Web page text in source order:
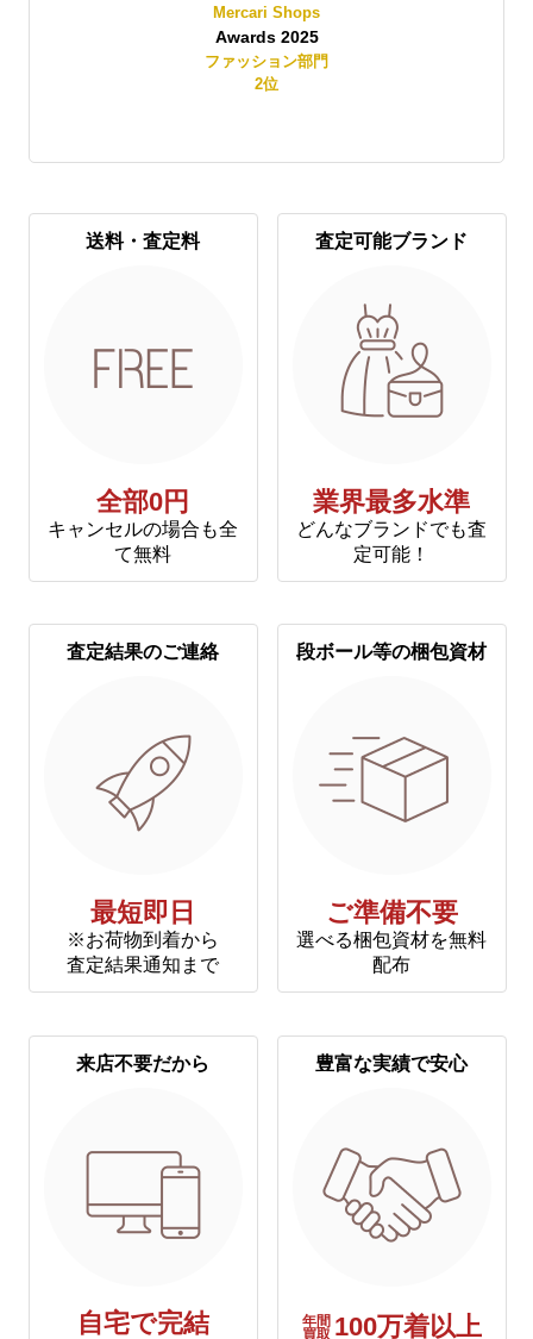
Mercari Shops
Awards 2025
ファッション部門
2位
送料・査定料
全部0円
キャンセルの場合も全
て無料
査定可能ブランド
業界最多水準
どんなブランドでも査
定可能！
査定結果のご連絡
最短即日
※お荷物到着から
査定結果通知まで
段ボール等の梱包資材
ご準備不要
選べる梱包資材を無料
配布
来店不要だから
自宅で完結
豊富な実績で安心
年間
買取 100万着以上